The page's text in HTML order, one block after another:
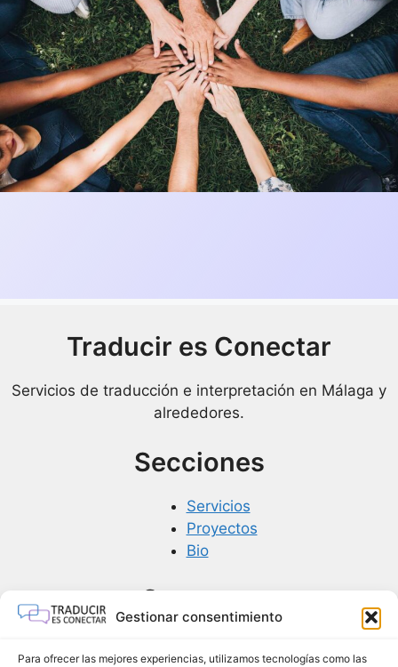
Gestionar consentimiento
Para ofrecer las mejores experiencias, utilizamos tecnologías como las
Traducir es Conectar
Servicios de traducción e interpretación en Málaga y
alrededores.
Secciones
Servicios
Proyectos
Bio
Contacto